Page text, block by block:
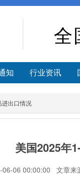
全
知 行业资讯
出口情况
美国2025年
06-06 00:00:00 文章